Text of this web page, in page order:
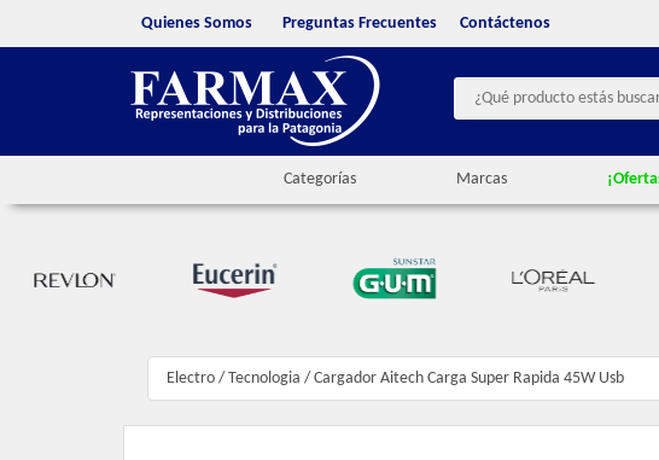
Quienes Somos Preguntas Frecuentes Contáctenos
Categorías Marcas
Electro / Tecnologia / Cargador Aitech Carga Super Rapida 45W Usb